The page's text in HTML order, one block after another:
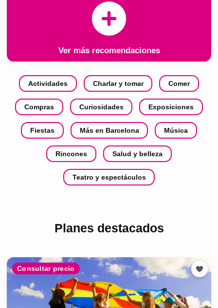
Ver más recomendaciones
Actividades Charlar y tomar Comer
Compras Curiosidades Exposiciones
Fiestas Más en Barcelona Música
Rincones Salud y belleza
Teatro y espectáculos
Planes destacados
Consultar precio